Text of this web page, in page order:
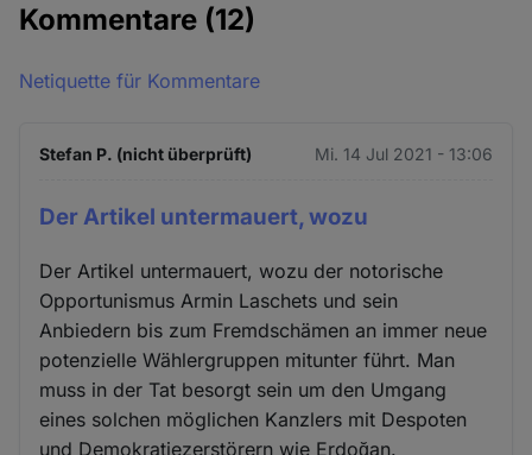
Kommentare (12)
Netiquette für Kommentare
Stefan P. (nicht überprüft) Mi. 14 Jul 2021 - 13:06
Der Artikel untermauert, wozu
Der Artikel untermauert, wozu der notorische
Opportunismus Armin Laschets und sein
Anbiedern bis zum Fremdschämen an immer neue
potenzielle Wählergruppen mitunter führt. Man
muss in der Tat besorgt sein um den Umgang
eines solchen möglichen Kanzlers mit Despoten
und Demokratiezerstörern wie Erdoğan.